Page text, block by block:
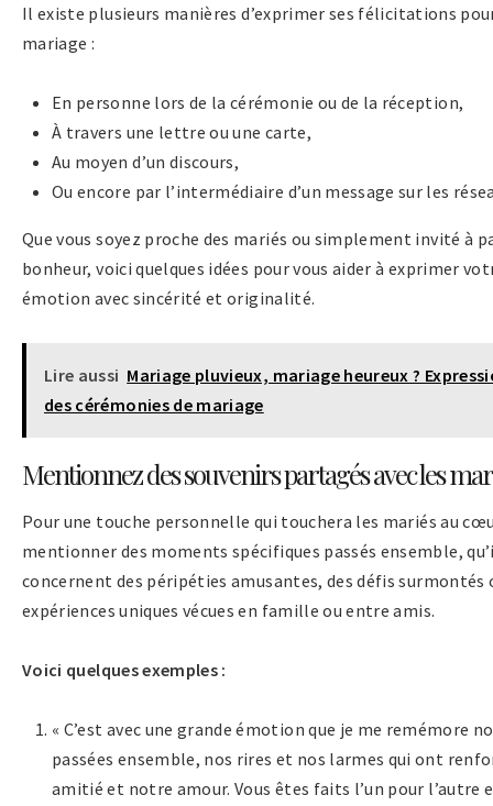
Il existe plusieurs manières d’exprimer ses félicitations
mariage :
En personne lors de la cérémonie ou de la réception,
À travers une lettre ou une carte,
Au moyen d’un discours,
Ou encore par l’intermédiaire d’un message sur les
Que vous soyez proche des mariés ou simplement invité à
bonheur, voici quelques idées pour vous aider à exprimer
émotion avec sincérité et originalité.
Lire aussi Mariage pluvieux, mariage heureux ?
des cérémonies de mariage
Mentionnez des souvenirs partagés avec les
Pour une touche personnelle qui touchera les mariés au
mentionner des moments spécifiques passés ensemble,
concernent des péripéties amusantes, des défis surmontés
expériences uniques vécues en famille ou entre amis.
Voici quelques exemples :
« C’est avec une grande émotion que je me remémore
passées ensemble, nos rires et nos larmes qui ont
amitié et notre amour. Vous êtes faits l’un pour l’autre